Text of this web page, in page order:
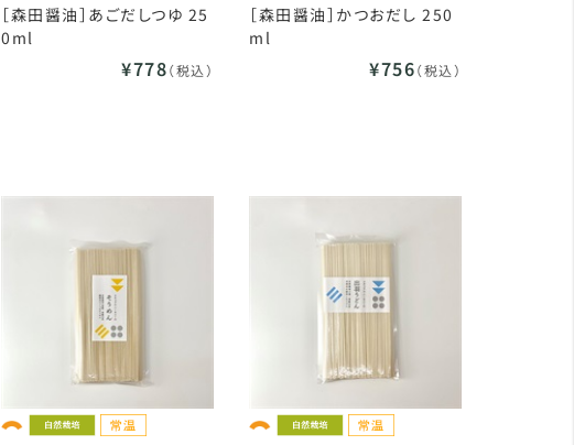
［森田醤油］あごだしつゆ 25
0ml
¥778（税込）
［森田醤油］かつおだし 250
ml
¥756（税込）